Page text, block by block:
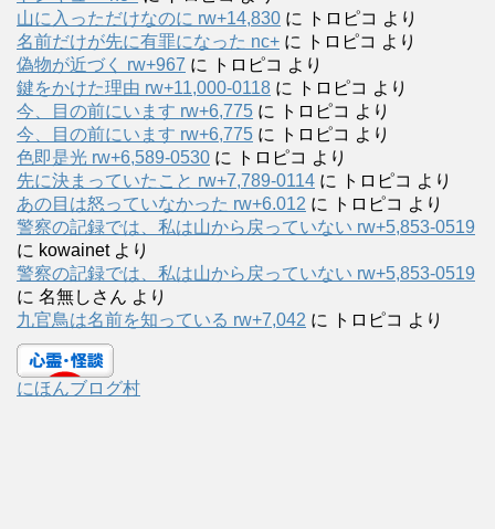
山に入っただけなのに rw+14,830 に トロピコ より
名前だけが先に有罪になった nc+ に トロピコ より
偽物が近づく rw+967 に トロピコ より
鍵をかけた理由 rw+11,000-0118 に トロピコ より
今、目の前にいます rw+6,775 に トロピコ より
今、目の前にいます rw+6,775 に トロピコ より
色即是光 rw+6,589-0530 に トロピコ より
先に決まっていたこと rw+7,789-0114 に トロピコ より
あの目は怒っていなかった rw+6.012 に トロピコ より
警察の記録では、私は山から戻っていない rw+5,853-0519
に kowainetより
警察の記録では、私は山から戻っていない rw+5,853-0519
に 名無しさん より
九官鳥は名前を知っている rw+7,042 に トロピコ より
にほんブログ村